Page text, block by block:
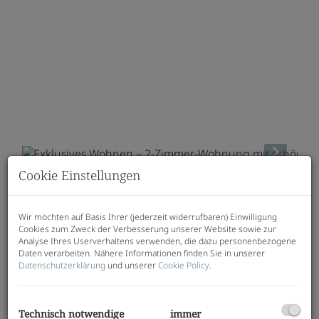
Beschreibung
JAKOMINI VERDE - Haus A
Modern, hochwertig, nachhaltig - Ihr neues Zuhause
im Graz-Jakomini!
Tiefgaragenparkplätze: 44
Cookie Einstellungen
Wir möchten auf Basis Ihrer (jederzeit widerrufbaren) Einwilligung
Cookies zum Zweck der Verbesserung unserer Website sowie zur
Analyse Ihres Userverhaltens verwenden, die dazu personenbezogene
Daten verarbeiten. Nähere Informationen finden Sie in unserer
Datenschutzerklärung und unsererCookie Policy.
Technisch notwendige immer